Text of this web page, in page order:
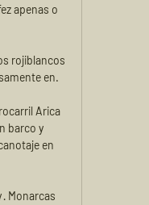
apenas o
rojiblancos
en.
Arica
barco y
en
· Monarcas